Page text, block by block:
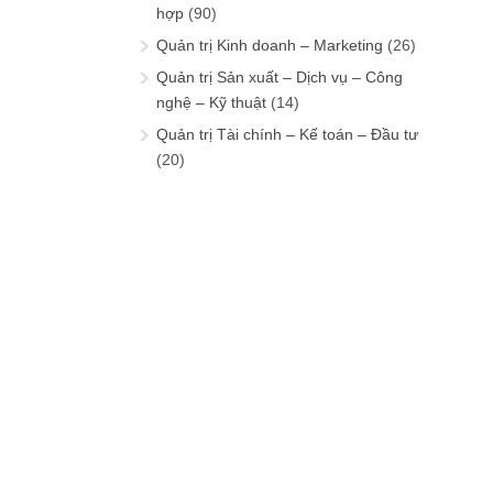
hợp (90)
Quản trị Kinh doanh – Marketing (26)
Quản trị Sản xuất – Dịch vụ – Công
nghệ – Kỹ thuật (14)
Quản trị Tài chính – Kế toán – Đầu tư
(20)